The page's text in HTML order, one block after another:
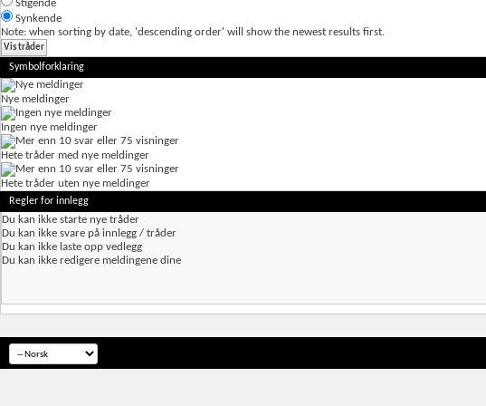
Stigende
Synkende
Note: when sorting by date, 'descending order' will show the newest results first.
Symbolforklaring
Nye meldinger
Ingen nye meldinger
Hete tråder med nye meldinger
Hete tråder uten nye meldinger
Regler for innlegg
Du kan ikke starte nye tråder
Du kan ikke svare på innlegg / tråder
Du kan ikke laste opp vedlegg
Du kan ikke redigere meldingene dine